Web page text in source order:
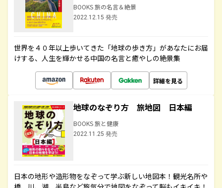
BOOKS 旅の名言＆絶景
2022.12.15 発売
世界を４０年以上歩いてきた「地球の歩き方」があなたにお届
けする、人生を輝かせる中国の名言と癒やしの絶景集
詳細を見る
地球のなぞり方 旅地図 日本編
BOOKS 旅と健康
2022.11.25 発売
日本の地形や造形物をなぞって学ぶ新しい地図本！観光名所や